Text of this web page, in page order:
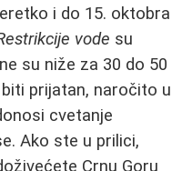
i do 15. oktobra
vode su
su niže za 30 do 50
prijatan, naročito u
cvetanje
Ako ste u prilici,
Crnu Goru